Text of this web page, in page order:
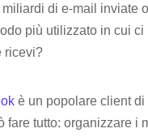
​​miliardi di e-mail inviate
più utilizzato in cui ci
ricevi?
è un popolare client di
fare tutto: organizzare i